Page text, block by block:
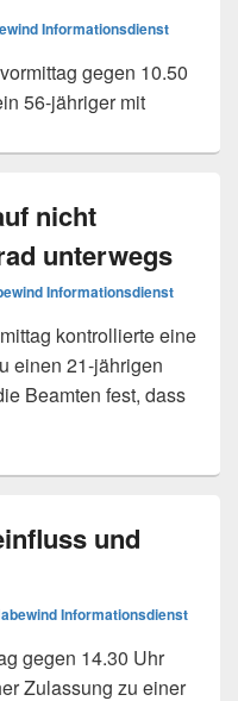
Informationsdienst
gegen 10.50
56-jähriger mit
nicht
unterwegs
Informationsdienst
kontrollierte eine
einen 21-jährigen
Beamten fest, dass
auf nicht
und
Informationsdienst
gegen 14.30 Uhr
Zulassung zu einer